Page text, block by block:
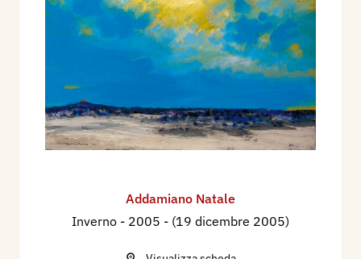
Addamiano Natale
Inverno - 2005 - (19 dicembre 2005)